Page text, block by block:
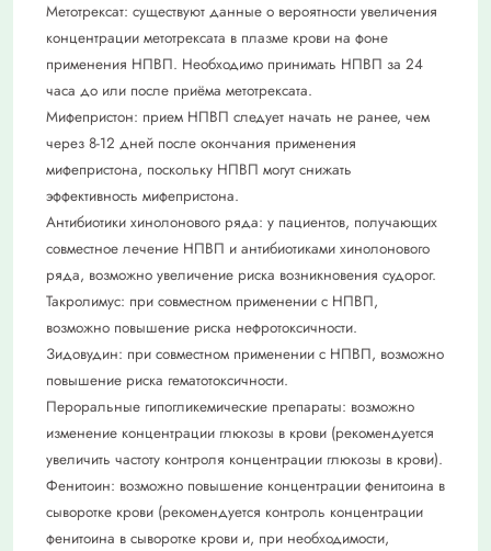
Метотрексат: существуют данные о вероятности увеличения
концентрации метотрексата в плазме крови на фоне
применения НПВП. Необходимо принимать НПВП за 24
часа до или после приёма метотрексата.
Мифепристон: прием НПВП следует начать не ранее, чем
через 8-12 дней после окончания применения
мифепристона, поскольку НПВП могут снижать
эффективность мифепристона.
Антибиотики хинолонового ряда: у пациентов, получающих
совместное лечение НПВП и антибиотиками хинолонового
ряда, возможно увеличение риска возникновения судорог.
Такролимус: при совместном применении с НПВП,
возможно повышение риска нефротоксичности.
Зидовудин: при совместном применении с НПВП, возможно
повышение риска гематотоксичности.
Пероральные гипогликемические препараты: возможно
изменение концентрации глюкозы в крови (рекомендуется
увеличить частоту контроля концентрации глюкозы в крови).
Фенитоин: возможно повышение концентрации фенитоина в
сыворотке крови (рекомендуется контроль концентрации
фенитоина в сыворотке крови и, при необходимости,